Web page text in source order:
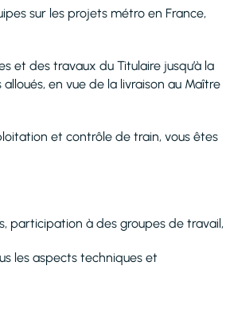
sur les projets métro en France,
et des travaux du Titulaire jusqu’à la
en vue de la livraison au Maître
et contrôle de train, vous êtes
participation à des groupes de travail,
les aspects techniques et